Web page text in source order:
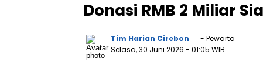
Donasi RMB 2 Miliar
Tim Harian Cirebon
- Pewarta
Selasa, 30 Juni 2026 - 01:05 WIB